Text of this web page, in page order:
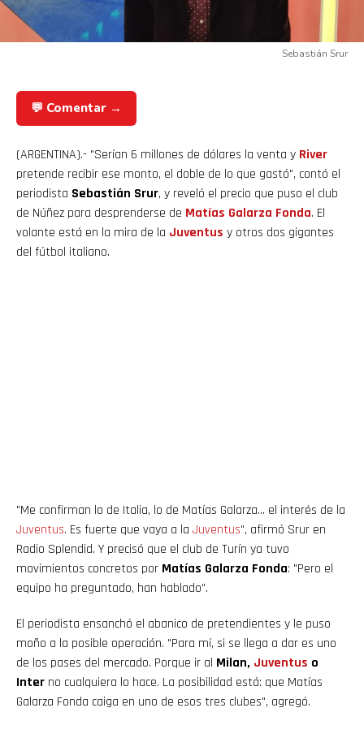
Sebastián Srur
💬 Comentar →
(ARGENTINA).- "Serían 6 millones de dólares la venta y River
pretende recibir ese monto, el doble de lo que gastó", contó el
periodista Sebastián Srur, y reveló el precio que puso el club
de Núñez para desprenderse de Matías Galarza Fonda. El
volante está en la mira de la Juventus y otros dos gigantes
del fútbol italiano.
"Me confirman lo de Italia, lo de Matías Galarza… el interés de la
Juventus. Es fuerte que vaya a la Juventus", afirmó Srur en
Radio Splendid. Y precisó que el club de Turín ya tuvo
movimientos concretos por Matías Galarza Fonda: "Pero el
equipo ha preguntado, han hablado".
El periodista ensanchó el abanico de pretendientes y le puso
moño a la posible operación. "Para mí, si se llega a dar es uno
de los pases del mercado. Porque ir al Milan, Juventus o
Inter no cualquiera lo hace. La posibilidad está: que Matías
Galarza Fonda caiga en uno de esos tres clubes", agregó.